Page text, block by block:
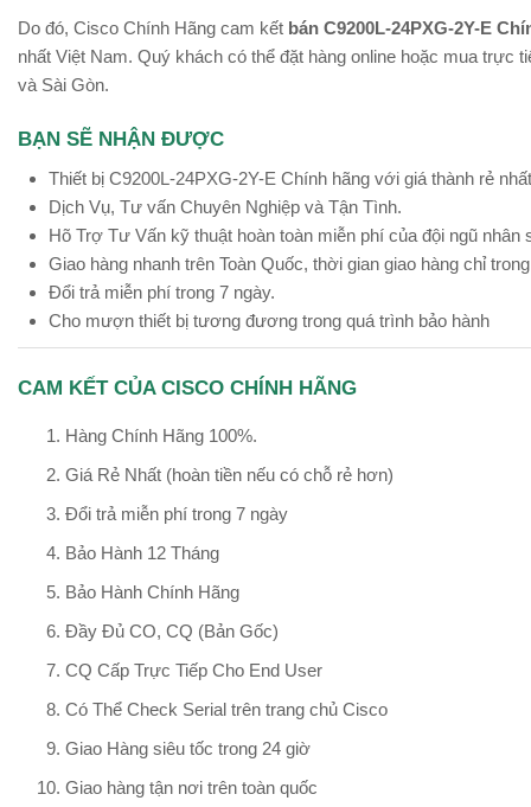
Do đó, Cisco Chính Hãng cam kết bán C9200L-24PXG-2Y-E
nhất Việt Nam. Quý khách có thể đặt hàng online hoặc mua trực
và Sài Gòn.
BẠN SẼ NHẬN ĐƯỢC
Thiết bị C9200L-24PXG-2Y-E Chính hãng với giá thành rẻ
Dịch Vụ, Tư vấn Chuyên Nghiệp và Tận Tình.
Hõ Trợ Tư Vấn kỹ thuật hoàn toàn miễn phí của đội ngũ
Giao hàng nhanh trên Toàn Quốc, thời gian giao hàng chỉ
Đổi trả miễn phí trong 7 ngày.
Cho mượn thiết bị tương đương trong quá trình bảo hành
CAM KẾT CỦA CISCO CHÍNH HÃNG
Hàng Chính Hãng 100%.
Giá Rẻ Nhất (hoàn tiền nếu có chỗ rẻ hơn)
Đổi trả miễn phí trong 7 ngày
Bảo Hành 12 Tháng
Bảo Hành Chính Hãng
Đầy Đủ CO, CQ (Bản Gốc)
CQ Cấp Trực Tiếp Cho End User
Có Thể Check Serial trên trang chủ Cisco
Giao Hàng siêu tốc trong 24 giờ
Giao hàng tận nơi trên toàn quốc